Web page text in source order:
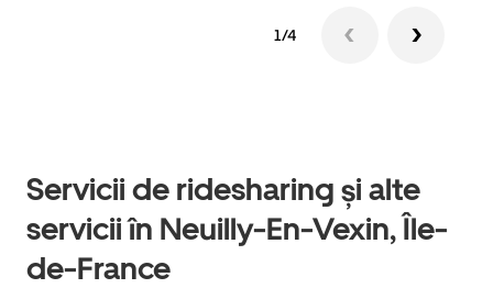
1/4
Servicii de ridesharing și alte
servicii în Neuilly-En-Vexin, Île-
de-France